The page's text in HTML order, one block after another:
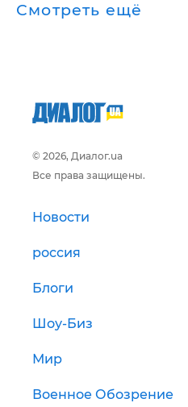
Смотреть ещё
© 2026, Диалог.ua
Все права защищены.
Новости
россия
Блоги
Шоу-Биз
Мир
Военное Обозрение